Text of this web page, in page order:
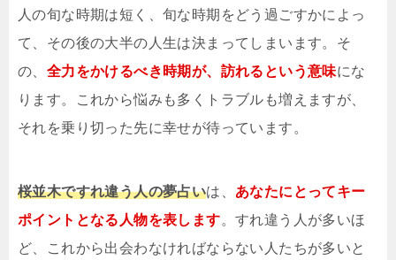
人の旬な時期は短く、旬な時期をどう過ごすかによっ
て、その後の大半の人生は決まってしまいます。そ
の、 全力をかけるべき時期が、訪れるという意味にな
ります。これから悩みも多くトラブルも増えますが、
それを乗り切った先に幸せが待っています。
桜並木ですれ違う人の夢占いは、 あなたにとってキー
ポイントとなる人物を表します。すれ違う人が多いほ
ど、これから出会わなければならない人たちが多いと